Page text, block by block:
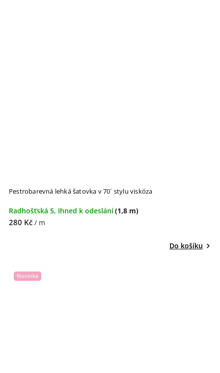
Pestrobarevná lehká šatovka v 70´ stylu viskóza
Radhošťská 5, Ihned k odeslání(1,8 m)
280 Kč / m
Do košíku
Novinka